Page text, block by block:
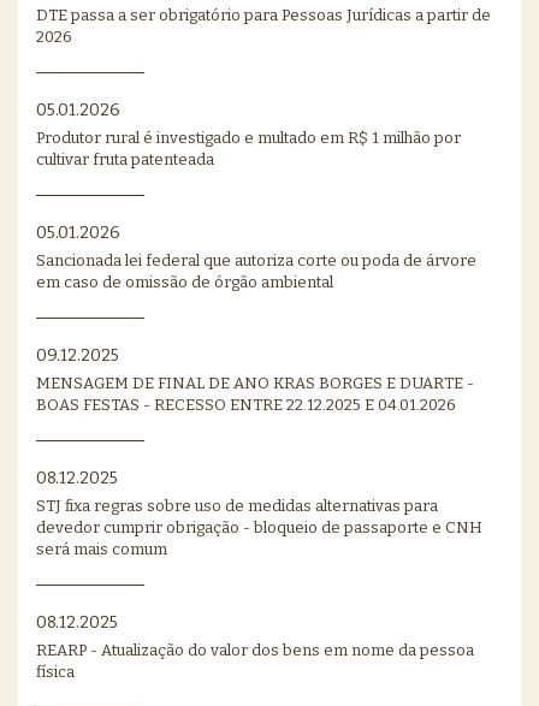
DTE passa a ser obrigatório para Pessoas Jurídicas a partir de
2026
05.01.2026
Produtor rural é investigado e multado em R$ 1 milhão por
cultivar fruta patenteada
05.01.2026
Sancionada lei federal que autoriza corte ou poda de árvore
em caso de omissão de órgão ambiental
09.12.2025
MENSAGEM DE FINAL DE ANO KRAS BORGES E DUARTE -
BOAS FESTAS - RECESSO ENTRE 22.12.2025 E 04.01.2026
08.12.2025
STJ fixa regras sobre uso de medidas alternativas para
devedor cumprir obrigação - bloqueio de passaporte e CNH
será mais comum
08.12.2025
REARP - Atualização do valor dos bens em nome da pessoa
física